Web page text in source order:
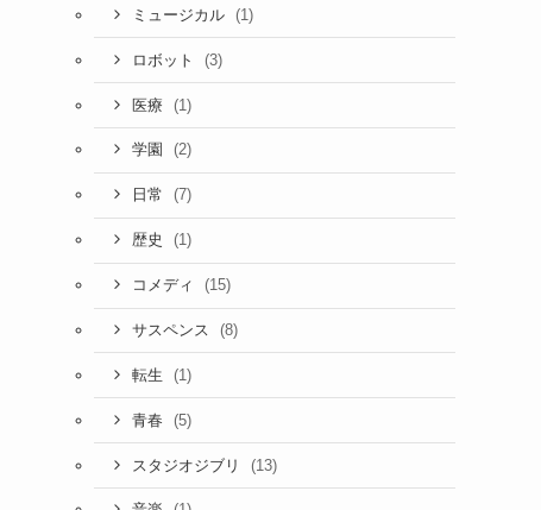
ミュージカル (1)
ロボット (3)
医療 (1)
学園 (2)
日常 (7)
歴史 (1)
コメディ (15)
サスペンス (8)
転生 (1)
青春 (5)
スタジオジブリ (13)